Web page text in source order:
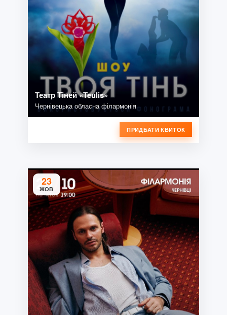
Театр Тіней «Teulis»
Чернівецька обласна філармонія
ПРИДБАТИ КВИТОК
23
ЖОВ